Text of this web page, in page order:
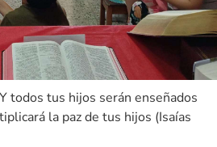
todos tus hijos serán enseñados
la paz de tus hijos (Isaías